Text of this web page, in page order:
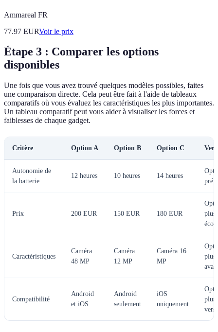
Ammareal FR
77.97 EURVoir le prix
Étape 3 : Comparer les options
disponibles
Une fois que vous avez trouvé quelques modèles possibles, faites
une comparaison directe. Cela peut être fait à l'aide de tableaux
comparatifs où vous évaluez les caractéristiques les plus importantes.
Un tableau comparatif peut vous aider à visualiser les forces et
faiblesses de chaque gadget.
Critère Option A Option B Option C
Autonomie de
la batterie
12 heures 10 heures 14 heures
Prix 200 EUR 150 EUR 180 EUR
plus
Caractéristiques
Caméra
48 MP
Caméra
12 MP
Caméra 16
MP
plus
Compatibilité
Android
et iOS
Android
seulement
iOS
uniquement
plus